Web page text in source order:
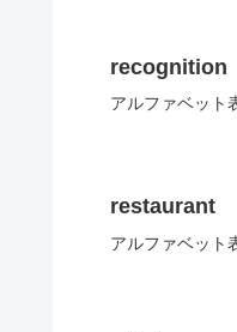
recognition
アルファベット
restaurant
アルファベット